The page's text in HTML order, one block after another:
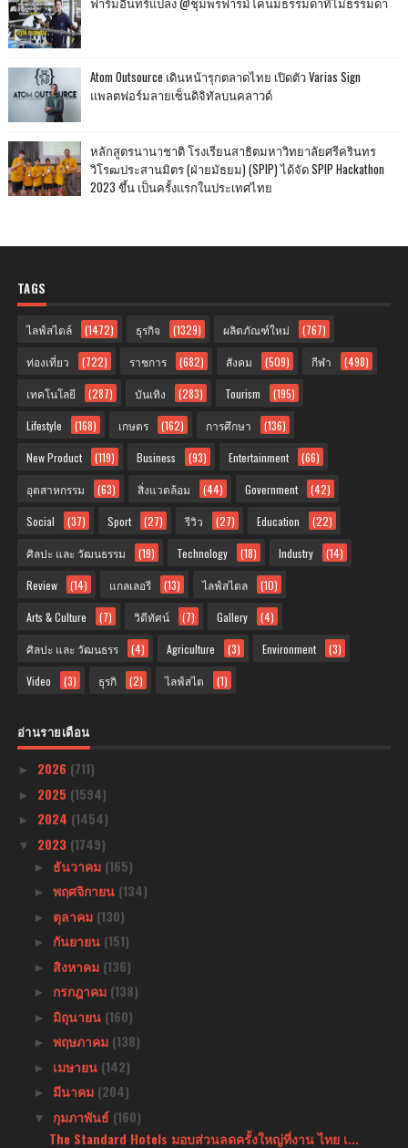
Atom Outsource เดินหน้ารุกตลาดไทย เปิดตัว Varias Sign
แพลตฟอร์มลายเซ็นดิจิทัลบนคลาวด์
หลักสูตรนานาชาติ โรงเรียนสาธิตมหาวิทยาลัยศรีครินทร
วิโรฒประสานมิตร (ฝ่ายมัธยม) (SPIP) ได้จัด SPIP Hackathon
2023 ขึ้น เป็นครั้งแรกในประเทศไทย
TAGS
ไลฟ์สไตล์ (1472) ธุรกิจ (1329) ผลิตภัณฑ์ใหม่ (767)
ท่องเที่ยว (722) ราชการ (682) สังคม (509) กีฬา (498)
เทคโนโลยี (287) บันเทิง (283) Tourism (195)
Lifestyle (168) เกษตร (162) การศึกษา (136)
New Product (119) Business (93) Entertainment (66)
อุตสาหกรรม (63) สิ่งแวดล้อม (44) Government (42)
Social (37) Sport (27) รีวิว (27) Education (22)
ศิลปะ และ วัฒนธรรม (19) Technology (18) Industry (14)
Review (14) แกลเลอรี (13) ไลฟ์สไตล (10)
Arts & Culture (7) วิดีทัศน์ (7) Gallery (4)
ศิลปะ และ วัฒนธรร (4) Agriculture (3) Environment (3)
Video (3) ธุรกิ (2) ไลฟ์สไต (1)
อ่านรายเดือน
► 2026 (711)
► 2025 (1594)
► 2024 (1454)
▼ 2023 (1749)
► ธันวาคม (165)
► พฤศจิกายน (134)
► ตุลาคม (130)
► กันยายน (151)
► สิงหาคม (136)
► กรกฎาคม (138)
► มิถุนายน (160)
► พฤษภาคม (138)
► เมษายน (142)
► มีนาคม (204)
▼ กุมภาพันธ์ (160)
The Standard Hotels มอบส่วนลดครั้งใหญ่ที่งาน ไทย เ...